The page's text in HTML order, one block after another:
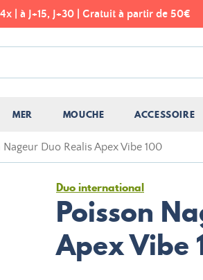
| à J+15, J+30 | Gratuit à partir de 50€
MER MOUCHE ACCESSOIRE
Nageur Duo Realis Apex Vibe 100
Duo international
Poisson
Apex Vibe